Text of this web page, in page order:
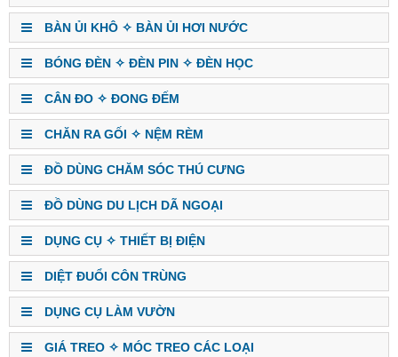
BÀN ỦI KHÔ ✧ BÀN ỦI HƠI NƯỚC
BÓNG ĐÈN ✧ ĐÈN PIN ✧ ĐÈN HỌC
CÂN ĐO ✧ ĐONG ĐẾM
CHĂN RA GỐI ✧ NỆM RÈM
ĐỒ DÙNG CHĂM SÓC THÚ CƯNG
ĐỒ DÙNG DU LỊCH DÃ NGOẠI
DỤNG CỤ ✧ THIẾT BỊ ĐIỆN
DIỆT ĐUỔI CÔN TRÙNG
DỤNG CỤ LÀM VƯỜN
GIÁ TREO ✧ MÓC TREO CÁC LOẠI